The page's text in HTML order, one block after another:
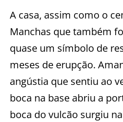
A casa, assim como o
Manchas que também
quase um símbolo de
meses de erupção.
angústia que sentiu ao
boca na base abriu a
boca do vulcão surgiu